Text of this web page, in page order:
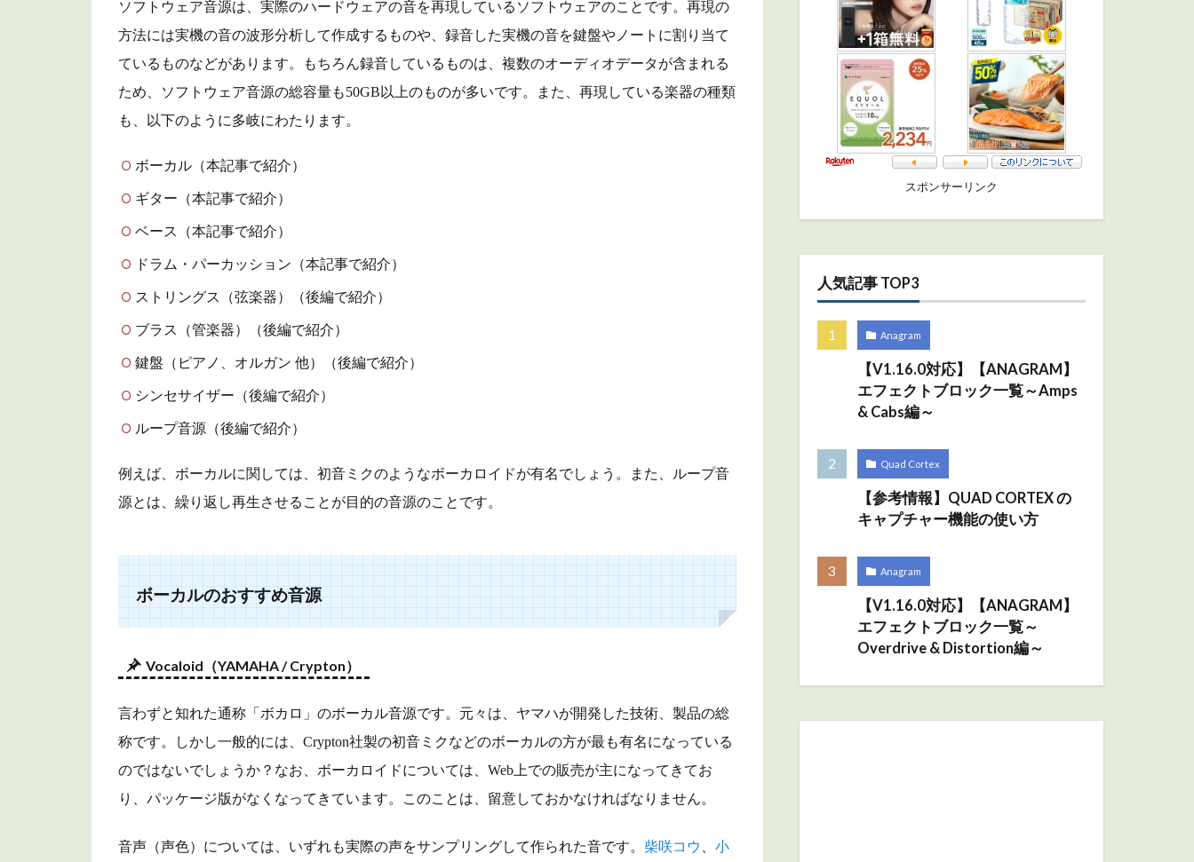
と
は
2
ボ
カ
の
す
す
音
源
2.1
/ Crypton）
3
タ
ー
の
す
す
め
音
3.1
Hummingbird（Prominy）
3.3
Real
Guitar（MUSIC
3.4
ソフトウェア音源は、実際のハードウェアの音を再現しているソフトウェアのことです。再現の
方法には実機の音の波形分析して作成するものや、録音した実機の音を鍵盤やノートに割り当て
ているものなどがあります。もちろん録音しているものは、複数のオーディオデータが含まれる
ため、ソフトウェア音源の総容量も50GB以上のものが多いです。
また、再現している楽器の種類
も、以下のように多岐にわたります。
ボーカル（本記事で紹介）
ギター（本記事で紹介）
ベース（本記事で紹介）
ドラム・パーカッション（本記事で紹介）
ストリングス（弦楽器）（後編で紹介）
ブラス（管楽器）（後編で紹介）
鍵盤（ピアノ、オルガン 他）（後編で紹介）
シンセサイザー（後編で紹介）
ループ音源（後編で紹介）
例えば、ボーカルに関しては、初音ミクのようなボーカロイドが有名でしょう。また、ループ音
源とは、繰り返し再生させることが目的の音源のことです。
ボーカルのおすすめ音源
Vocaloid（YAMAHA / Crypton）
言わずと知れた通称「ボカロ」のボーカル音源です。元々は、ヤマハが開発した技術、製品の総
称です。しかし一般的には、Crypton社製の初音ミクなどのボーカルの方が最も有名になっている
のではないでしょうか？ なお、ボーカロイドについては、Web上での販売が主になってきてお
り、パッケージ版がなくなってきています。このことは、留意しておかなければなりません。
音声（声色）については、いずれも実際の声をサンプリングして作られた音です。 柴咲コウ
小
スポンサーリンク
人気記事 TOP3
Anagram
【V1.16.0対応】【ANAGRAM】
エフェクトブロック一覧～Amps
& Cabs編～
Quad Cortex
【参考情報】QUAD CORTEX の
キャプチャー機能の使い方
Anagram
【V1.16.0対応】【ANAGRAM】
エフェクトブロック一覧～
Overdrive & Distortion編～